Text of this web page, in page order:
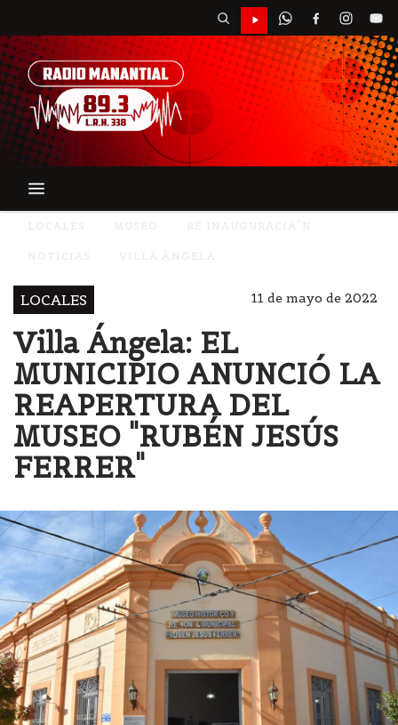
LOCALES 11 de mayo de 2022
Villa Ángela: EL
MUNICIPIO ANUNCIÓ LA
REAPERTURA DEL
MUSEO "RUBÉN JESÚS
FERRER"